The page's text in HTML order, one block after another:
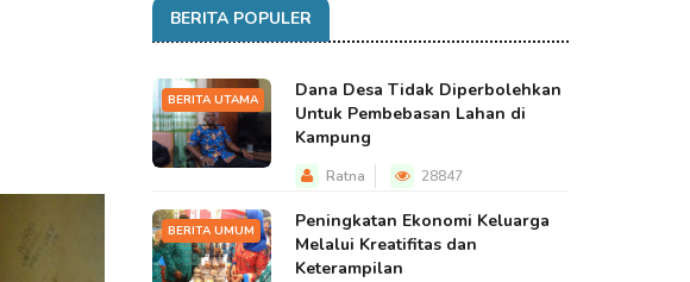
BERITA POPULER
BERITA UTAMA
Dana Desa Tidak Diperbolehkan
Untuk Pembebasan Lahan di
Kampung
Ratna 28847
BERITA UMUM
Peningkatan Ekonomi Keluarga
Melalui Kreatifitas dan
Keterampilan